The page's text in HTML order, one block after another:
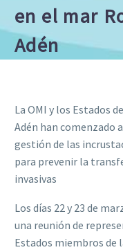
en el mar
Adén
La OMI y los Estados
Adén han comenzado
gestión de las
para prevenir la
invasivas
Los días 22 y 23 de
una reunión de
Estados miembros de